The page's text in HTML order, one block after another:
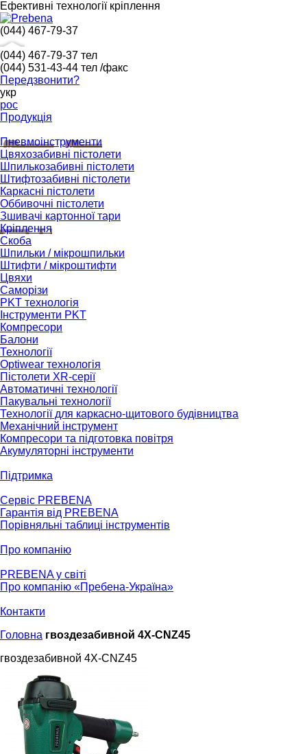
Ефективні технології кріплення
(044) 467-79-37
(044) 467-79-37 тел
(044) 531-43-44 тел /факс
Передзвонити?
укр
рос
Продукція
Пневмоінструменти
Цвяхозабивні пістолети
Шпилькозабивні пістолети
Штифтозабивні пістолети
Каркасні пістолети
Оббивочні пістолети
Зшивачі картонної тари
Кріплення
Скоба
Шпильки / мікрошпильки
Штифти / мікроштифти
Цвяхи
Саморізи
PKT технологія
Інструменти PKT
Компресори
Балони
Технології
Optiwear технологія
Пістолети XR-серії
Автоматичні технології
Пакувальні технології
Технології для каркасно-щитового будівництва
Механічний інструмент
Компресори та підготовка повітря
Акумуляторні інструменти
Підтримка
Сервіс PREBENA
Гарантія від PREBENA
Порівняльні таблиці інструментів
Про компанію
PREBENA у світі
Про компанію «Пребена-Україна»
Контакти
Головна гвоздезабивной 4X-CNZ45
гвоздезабивной 4X-CNZ45